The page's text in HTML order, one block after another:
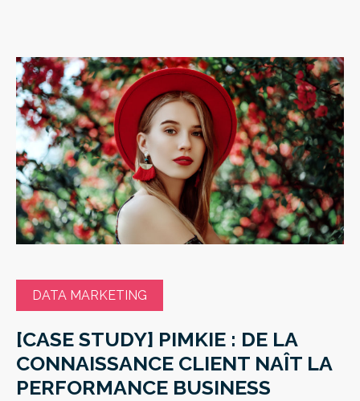
DATA MARKETING
[CASE STUDY] PIMKIE : DE LA
CONNAISSANCE CLIENT NAÎT LA
PERFORMANCE BUSINESS